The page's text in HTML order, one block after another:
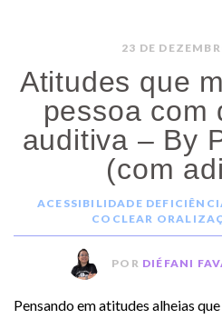
23 DE
Atitudes que
pessoa com
auditiva – By
(com
ACESSIBILIDADE
COCLEAR
POR DIÉFANI
Pensando em atitudes alheias